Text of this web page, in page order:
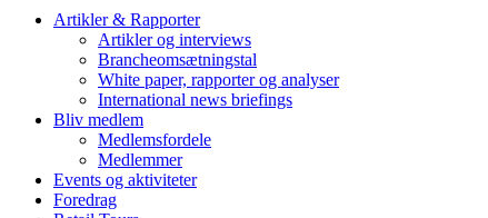
Artikler & Rapporter
Artikler og interviews
Brancheomsætningstal
White paper, rapporter og analyser
International news briefings
Bliv medlem
Medlemsfordele
Medlemmer
Events og aktiviteter
Foredrag